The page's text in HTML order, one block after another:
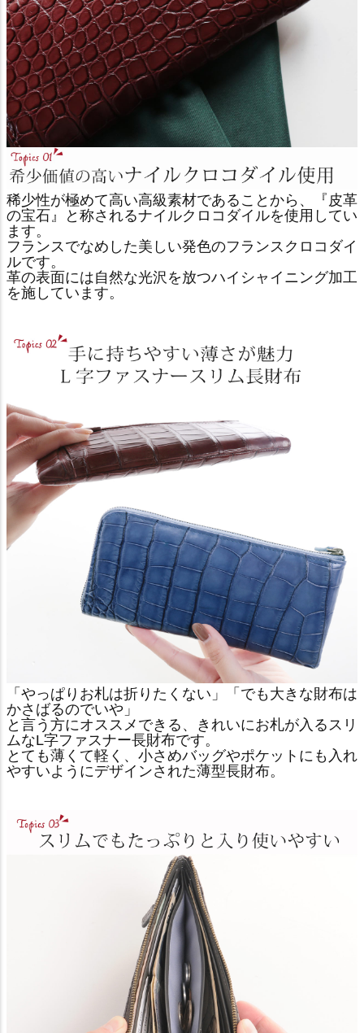
稀少性が極めて高い高級素材であることから、『皮革
の宝石』と称されるナイルクロコダイルを使用してい
ます。
フランスでなめした美しい発色のフランスクロコダイ
ルです。
革の表面には自然な光沢を放つハイシャイニング加工
を施しています。
「やっぱりお札は折りたくない」「でも大きな財布は
かさばるのでいや」
と言う方にオススメできる、きれいにお札が入るスリ
ムなL字ファスナー長財布です。
とても薄くて軽く、小さめバッグやポケットにも入れ
やすいようにデザインされた薄型長財布。